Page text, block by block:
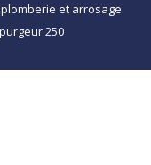
et arrosage
250